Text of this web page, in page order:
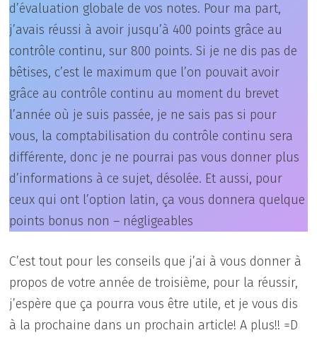
d’évaluation globale de vos notes. Pour ma part,
j’avais réussi à avoir jusqu’à 400 points grâce au
contrôle continu, sur 800 points. Si je ne dis pas de
bêtises, c’est le maximum que l’on pouvait avoir
grâce au contrôle continu au moment du brevet
l’année où je suis passée, je ne sais pas si pour
vous, la comptabilisation du contrôle continu sera
différente, donc je ne pourrai pas vous donner plus
d’informations à ce sujet, désolée. Et aussi, pour
ceux qui ont l’option latin, ça vous donnera quelque
points bonus non – négligeables
C’est tout pour les conseils que j’ai à vous donner à
propos de votre année de troisième, pour la réussir,
j’espère que ça pourra vous être utile, et je vous dis
à la prochaine dans un prochain article! A plus!! =D